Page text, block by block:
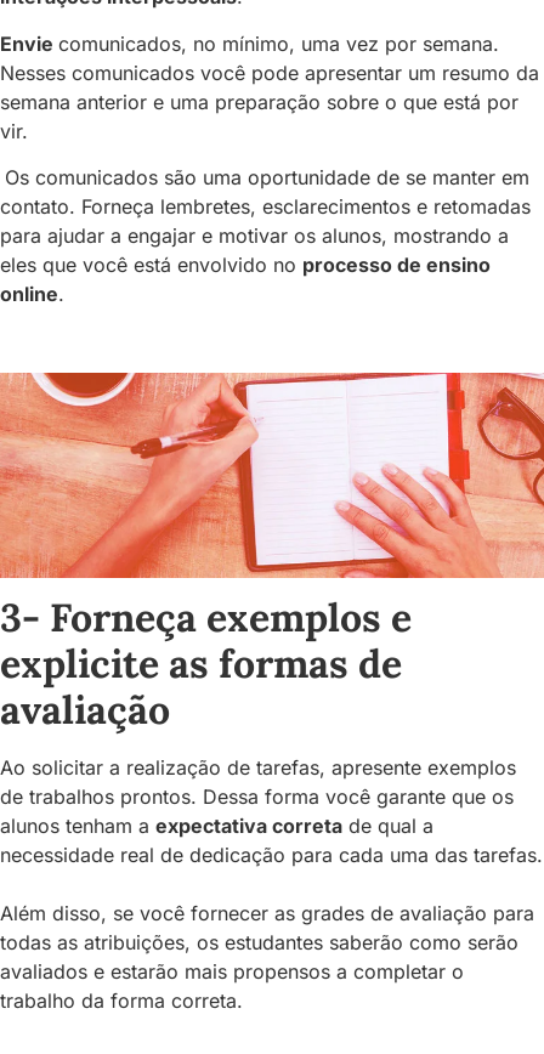
Envie comunicados, no mínimo, uma vez por semana.
Nesses comunicados você pode apresentar um resumo da
semana anterior e uma preparação sobre o que está por
vir.
Os comunicados são uma oportunidade de se manter em
contato. Forneça lembretes, esclarecimentos e retomadas
para ajudar a engajar e motivar os alunos, mostrando a
eles que você está envolvido no processo de ensino
online.
3- Forneça exemplos e
explicite as formas de
avaliação
Ao solicitar a realização de tarefas, apresente exemplos
de trabalhos prontos. Dessa forma você garante que os
alunos tenham a expectativa correta de qual a
necessidade real de dedicação para cada uma das tarefas.
Além disso, se você fornecer as grades de avaliação para
todas as atribuições, os estudantes saberão como serão
avaliados e estarão mais propensos a completar o
trabalho da forma correta.